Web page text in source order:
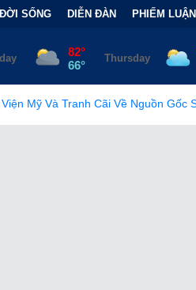
ĐỜI SỐNG DIỄN ĐÀN PHIẾM LUẬN
Về Nguồn Gốc SARS-CoV-2 Từ